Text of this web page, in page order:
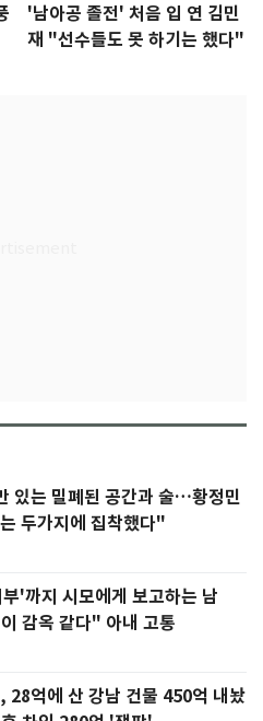
'남아공 졸전' 처음 입 연 김민
재 "선수들도 못 하기는 했다"
있는 밀폐된 공간과 술…황정민
두가지에 집착했다"
'까지 시모에게 보고하는 남
감옥 같다" 아내 고통
28억에 산 강남 건물 450억 내놨